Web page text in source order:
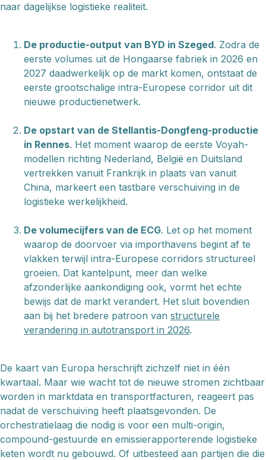
naar dagelijkse logistieke realiteit.
De productie-output van BYD in Szeged. Zodra de
eerste volumes uit de Hongaarse fabriek in 2026 en
2027 daadwerkelijk op de markt komen, ontstaat de
eerste grootschalige intra-Europese corridor uit dit
nieuwe productienetwerk.
De opstart van de Stellantis-Dongfeng-productie
in Rennes. Het moment waarop de eerste Voyah-
modellen richting Nederland, België en Duitsland
vertrekken vanuit Frankrijk in plaats van vanuit
China, markeert een tastbare verschuiving in de
logistieke werkelijkheid.
De volumecijfers van de ECG. Let op het moment
waarop de doorvoer via importhavens begint af te
vlakken terwijl intra-Europese corridors structureel
groeien. Dat kantelpunt, meer dan welke
afzonderlijke aankondiging ook, vormt het echte
bewijs dat de markt verandert. Het sluit bovendien
aan bij het bredere patroon van structurele
verandering in autotransport in 2026.
De kaart van Europa herschrijft zichzelf niet in één
kwartaal. Maar wie wacht tot de nieuwe stromen zichtbaar
worden in marktdata en transportfacturen, reageert pas
nadat de verschuiving heeft plaatsgevonden. De
orchestratielaag die nodig is voor een multi-origin,
compound-gestuurde en emissierapporterende logistieke
keten wordt nu gebouwd. Of uitbesteed aan partijen die die